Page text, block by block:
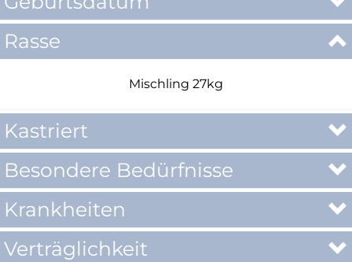
Rasse
Mischling 27kg
Kastriert
Besondere Bedürfnisse
Krankheiten
Verträglichkeit